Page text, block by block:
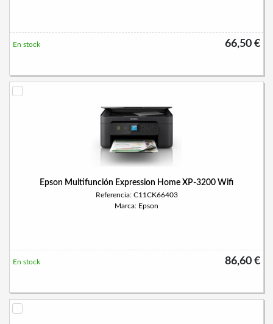
66,50 €
En stock
Epson Multifunción Expression Home XP-3200 Wifi
Referencia: C11CK66403
Marca: Epson
86,60 €
En stock